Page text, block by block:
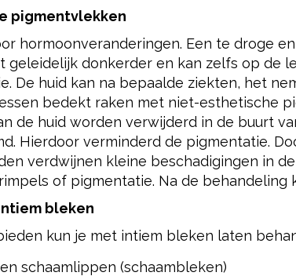
pigmentvlekken
hormoonveranderingen. Een te droge
geleidelijk donkerder en kan zelfs op de
De huid kan na bepaalde ziekten, het
bedekt raken met niet-esthetische
de huid worden verwijderd in de buurt
Hierdoor verminderd de pigmentatie.
verdwijnen kleine beschadigingen in
of pigmentatie. Na de behandeling
bleken
kun je met intiem bleken laten
schaamlippen (schaambleken)